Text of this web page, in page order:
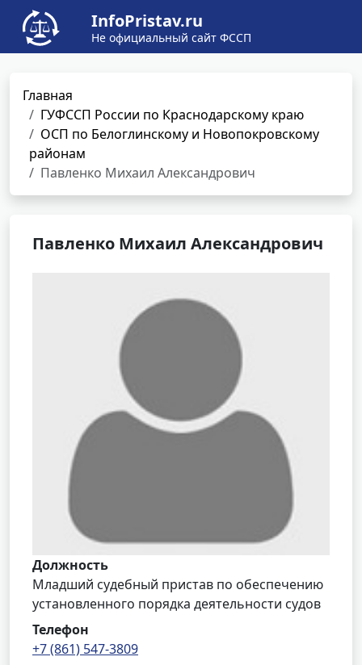
InfoPristav.ru
Не официальный сайт ФССП
Главная
ГУФССП России по Краснодарскому краю
ОСП по Белоглинскому и Новопокровскому
районам
Павленко Михаил Александрович
Павленко Михаил Александрович
Должность
Младший судебный пристав по обеспечению
установленного порядка деятельности судов
Телефон
+7 (861) 547-3809